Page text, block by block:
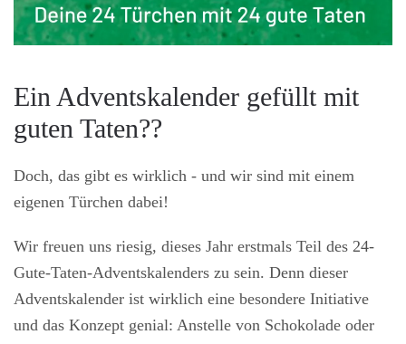
Ein Adventskalender gefüllt mit
guten Taten??
Doch, das gibt es wirklich - und wir sind mit einem
eigenen Türchen dabei!
Wir freuen uns riesig, dieses Jahr erstmals Teil des 24-
Gute-Taten-Adventskalenders zu sein. Denn dieser
Adventskalender ist wirklich eine besondere Initiative
und das Konzept genial: Anstelle von Schokolade oder